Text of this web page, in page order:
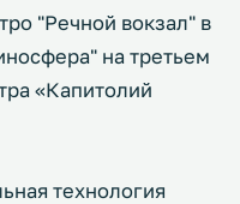
"Речной вокзал" в
на третьем
«Капитолий
технология